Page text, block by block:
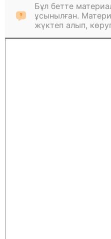
Бұл бетте
ұсынылған.
жүктеп алып,